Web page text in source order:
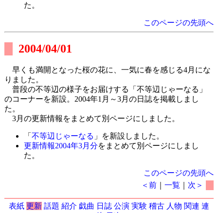
た。
このページの先頭へ
2004/04/01
早くも満開となった桜の花に、一気に春を感じる4月にな
りました。
普段の不等辺の様子をお届けする「不等辺じゃーなる」
のコーナーを新設。2004年1月～3月の日誌を掲載しまし
た。
3月の更新情報をまとめて別ページにしました。
「 不等辺じゃーなる 」を新設しました。
更新情報2004年3月分をまとめて別ページにしまし
た。
このページの先頭へ
＜前 ｜一覧 次＞
表紙 更新 話題 紹介 戯曲 日誌 公演 実験 稽古 人物 関連 連